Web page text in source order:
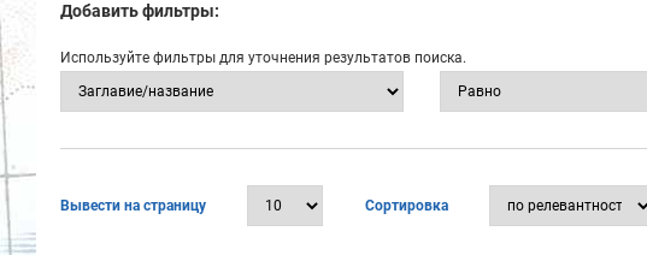
Добавить фильтры:
Используйте фильтры для уточнения результатов поиска.
Вывести на страницу Сортировка